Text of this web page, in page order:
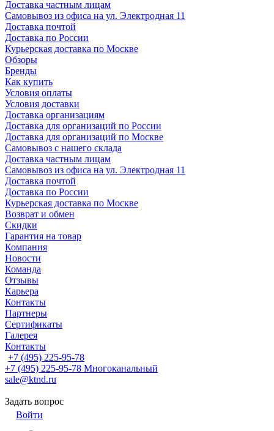
Доставка частным лицам
Самовывоз из офиса на ул. Электродная 11
Доставка почтой
Доставка по России
Курьерская доставка по Москве
Обзоры
Бренды
Как купить
Условия оплаты
Условия доставки
Доставка организациям
Доставка для организаций по России
Доставка для организаций по Москве
Самовывоз с нашего склада
Доставка частным лицам
Самовывоз из офиса на ул. Электродная 11
Доставка почтой
Доставка по России
Курьерская доставка по Москве
Возврат и обмен
Скидки
Гарантия на товар
Компания
Новости
Команда
Отзывы
Карьера
Контакты
Партнеры
Сертификаты
Галерея
Контакты
+7 (495) 225-95-78
+7 (495) 225-95-78 Многоканальный
sale@ktnd.ru
Задать вопрос
Войти